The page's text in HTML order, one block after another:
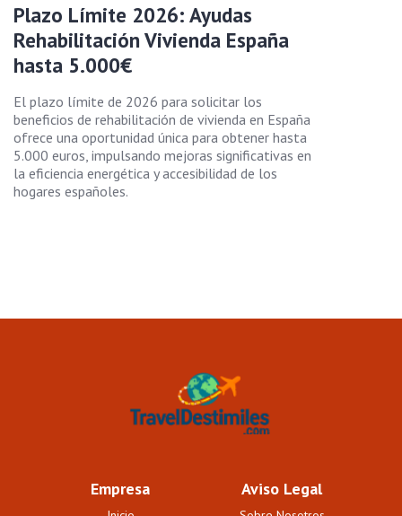
Plazo Límite 2026: Ayudas
Rehabilitación Vivienda España
hasta 5.000€
El plazo límite de 2026 para solicitar los
beneficios de rehabilitación de vivienda en España
ofrece una oportunidad única para obtener hasta
5.000 euros, impulsando mejoras significativas en
la eficiencia energética y accesibilidad de los
hogares españoles.
Empresa Aviso Legal